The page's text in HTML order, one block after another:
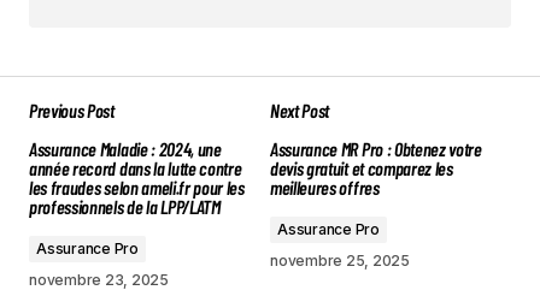
Previous Post
Assurance Maladie : 2024, une
année record dans la lutte contre
les fraudes selon ameli.fr pour les
professionnels de la LPP/LATM
Assurance Pro
novembre 23, 2025
Next Post
Assurance MR Pro : Obtenez votre
devis gratuit et comparez les
meilleures offres
Assurance Pro
novembre 25, 2025